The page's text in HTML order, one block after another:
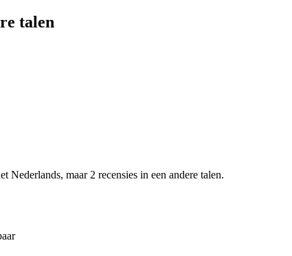
talen
Nederlands, maar 2 recensies in een andere talen.